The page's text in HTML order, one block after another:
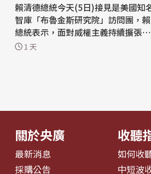
賴清德總統今天(5日)接見是美國知
智庫「布魯金斯研究院」訪問團，賴
總統表示，面對威權主義持續擴張、
全球供應鏈重組、AI浪潮等挑戰，台
1 天
關於央廣
最新消息
採購公告
收聽
如何收
中短波